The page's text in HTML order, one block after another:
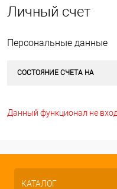
Личный счет
Персональные данные
СОСТОЯНИЕ СЧЕТА НА
Данный функционал не
КАТАЛОГ